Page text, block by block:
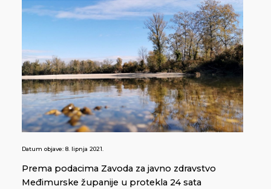
Datum objave: 8. lipnja 2021.
Prema podacima Zavoda za javno zdravstvo
Međimurske županije u protekla 24 sata